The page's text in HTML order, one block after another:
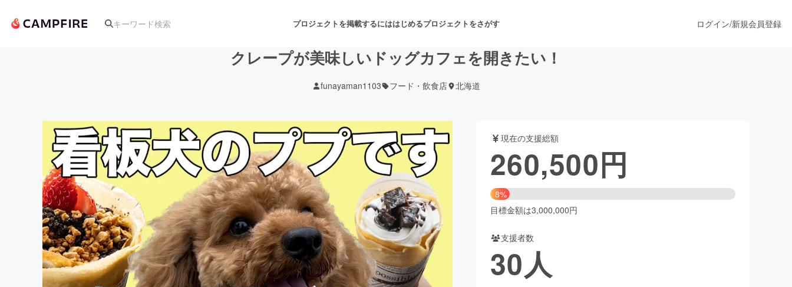
プロジェクトを掲載するにははじめるプロジェクトをさがす
アート・写真 音楽 舞台・パフォーマンス
テクノロジー・ガジェット ゲーム・サービス開発 フード・飲食店 ファッション
映像・映画 書籍・雑誌出版 アニメ・漫画
ビジネス・起業 チャレンジ ビューティー・ヘルスケア
まちづくり・地域活性化
ログイン/新規会員登録
クレープが美味しいドッグカフェを開きたい！
funayaman1103 フード・飲食店 北海道
現在の支援総額
260,500円
8%
目標金額は3,000,000円
支援者数
30人